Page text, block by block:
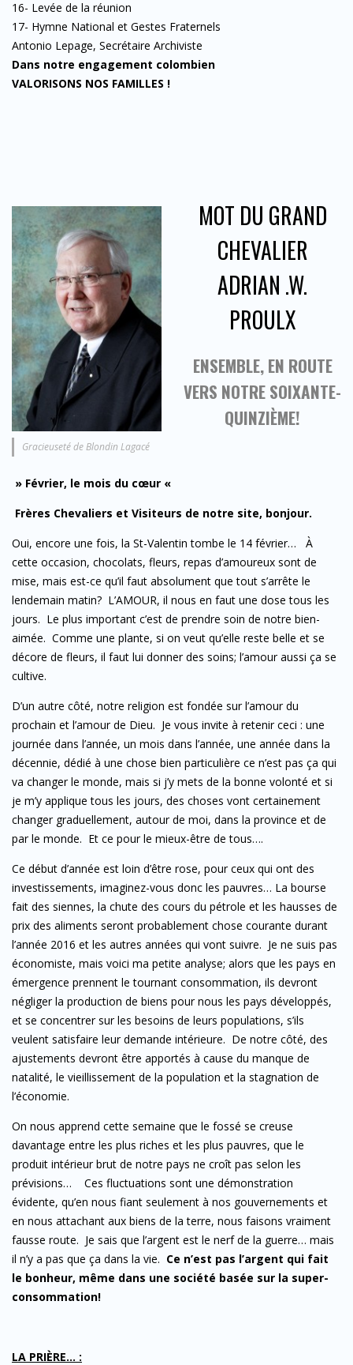
16- Levée de la réunion
17- Hymne National et Gestes Fraternels
Antonio Lepage, Secrétaire Archiviste
Dans notre engagement colombien
VALORISONS NOS FAMILLES !
Gracieuseté de Blondin Lagacé
MOT DU GRAND
CHEVALIER
ADRIAN .W.
PROULX
ENSEMBLE, EN ROUTE
VERS NOTRE SOIXANTE-
QUINZIÈME!
» Février, le mois du cœur «
Frères Chevaliers et Visiteurs de notre site, bonjour.
Oui, encore une fois, la St-Valentin tombe le 14 février… À
cette occasion, chocolats, fleurs, repas d’amoureux sont de
mise, mais est-ce qu’il faut absolument que tout s’arrête le
lendemain matin? L’AMOUR, il nous en faut une dose tous les
jours. Le plus important c’est de prendre soin de notre bien-
aimée. Comme une plante, si on veut qu’elle reste belle et se
décore de fleurs, il faut lui donner des soins; l’amour aussi ça se
cultive.
D’un autre côté, notre religion est fondée sur l’amour du
prochain et l’amour de Dieu. Je vous invite à retenir ceci : une
journée dans l’année, un mois dans l’année, une année dans la
décennie, dédié à une chose bien particulière ce n’est pas ça qui
va changer le monde, mais si j’y mets de la bonne volonté et si
je m’y applique tous les jours, des choses vont certainement
changer graduellement, autour de moi, dans la province et de
par le monde. Et ce pour le mieux-être de tous….
Ce début d’année est loin d’être rose, pour ceux qui ont des
investissements, imaginez-vous donc les pauvres… La bourse
fait des siennes, la chute des cours du pétrole et les hausses de
prix des aliments seront probablement chose courante durant
l’année 2016 et les autres années qui vont suivre. Je ne suis pas
économiste, mais voici ma petite analyse; alors que les pays en
émergence prennent le tournant consommation, ils devront
négliger la production de biens pour nous les pays développés,
et se concentrer sur les besoins de leurs populations, s’ils
veulent satisfaire leur demande intérieure. De notre côté, des
ajustements devront être apportés à cause du manque de
natalité, le vieillissement de la population et la stagnation de
l’économie.
On nous apprend cette semaine que le fossé se creuse
davantage entre les plus riches et les plus pauvres, que le
produit intérieur brut de notre pays ne croît pas selon les
prévisions… Ces fluctuations sont une démonstration
évidente, qu’en nous fiant seulement à nos gouvernements et
en nous attachant aux biens de la terre, nous faisons vraiment
fausse route. Je sais que l’argent est le nerf de la guerre… mais
il n’y a pas que ça dans la vie. Ce n’est pas l’argent qui fait
le bonheur, même dans une société basée sur la super-
consommation!
LA PRIÈRE… :